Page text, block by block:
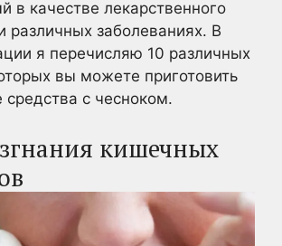
в качестве лекарственного
различных заболеваниях. В
я перечисляю 10 различных
вы можете приготовить
средства с чесноком.
кишечных